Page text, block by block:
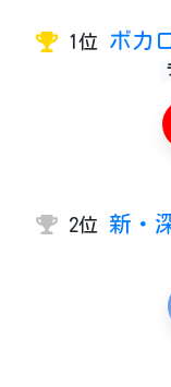
1位 ボカ
2位 新・